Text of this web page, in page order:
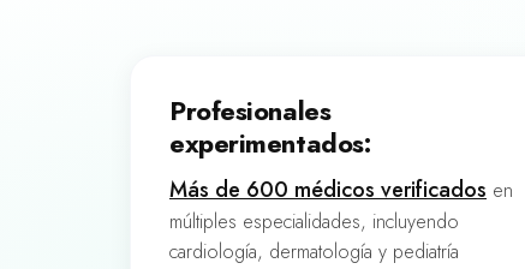
Profesionales
experimentados:
Más de 600 médicos verificados en
múltiples especialidades, incluyendo
cardiología, dermatología y pediatría